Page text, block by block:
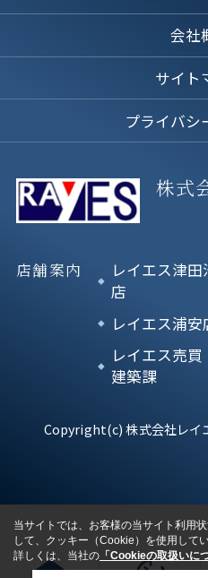
会社
サイト
プライバシ
株式
店舗案内
レイエス津田
店
レイエス浦安
レイエス売買
建築課
Copyright(c) 株式会社レイ
当サイトでは、お客様の当サイト利用
して、クッキー（Cookie）を使用してい
詳しくは、当社の 「Cookieの取扱いに